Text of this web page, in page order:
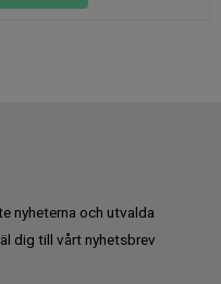
nyheterna och utvalda
dig till vårt nyhetsbrev